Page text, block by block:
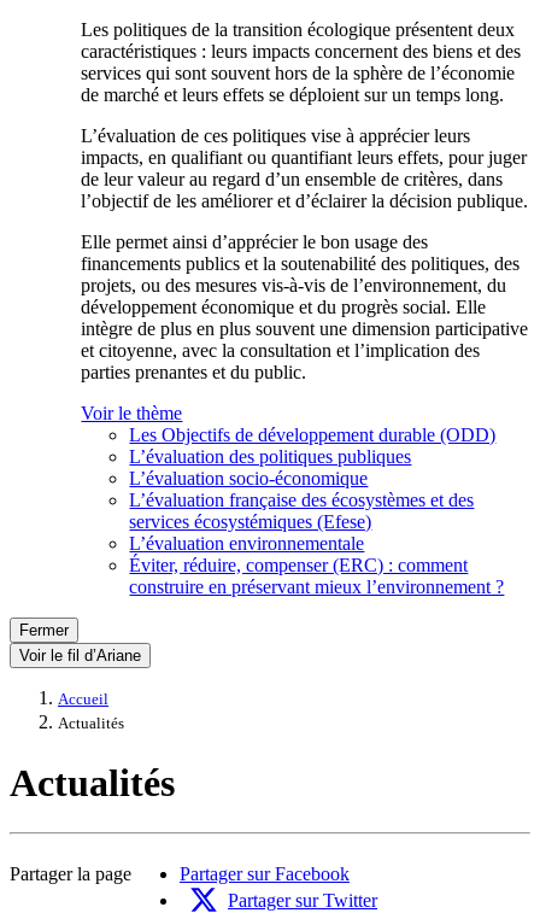
Les politiques de la transition écologique présentent deux
caractéristiques : leurs impacts concernent des biens et des
services qui sont souvent hors de la sphère de l’économie
de marché et leurs effets se déploient sur un temps long.
L’évaluation de ces politiques vise à apprécier leurs
impacts, en qualifiant ou quantifiant leurs effets, pour juger
de leur valeur au regard d’un ensemble de critères, dans
l’objectif de les améliorer et d’éclairer la décision publique.
Elle permet ainsi d’apprécier le bon usage des
financements publics et la soutenabilité des politiques, des
projets, ou des mesures vis-à-vis de l’environnement, du
développement économique et du progrès social. Elle
intègre de plus en plus souvent une dimension participative
et citoyenne, avec la consultation et l’implication des
parties prenantes et du public.
Voir le thème
Les Objectifs de développement durable (ODD)
L’évaluation des politiques publiques
L’évaluation socio-économique
L’évaluation française des écosystèmes et des
services écosystémiques (Efese)
L’évaluation environnementale
Éviter, réduire, compenser (ERC) : comment
construire en préservant mieux l’environnement ?
Fermer
Voir le fil d’Ariane
Accueil
Actualités
Actualités
Partager la page
Partager sur Facebook
Partager sur Twitter